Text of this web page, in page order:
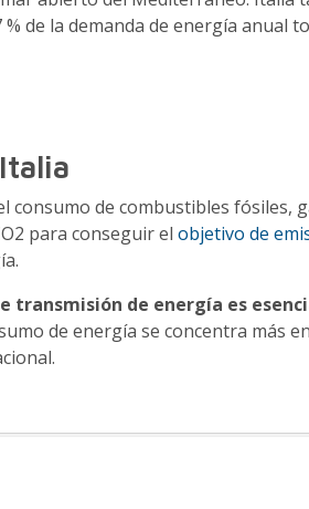
de la demanda de energía anual
consumo de combustibles fósiles,
para conseguir elobjetivo de
transmisión de energía es
de energía se concentra más